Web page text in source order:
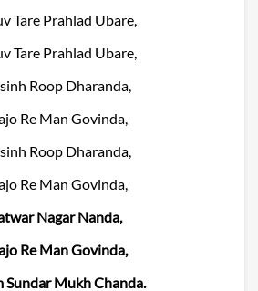
Tare Prahlad Ubare,
Tare Prahlad Ubare,
Roop Dharanda,
Re Man Govinda,
Roop Dharanda,
Re Man Govinda,
Nagar Nanda,
Re Man Govinda,
Sundar Mukh Chanda.